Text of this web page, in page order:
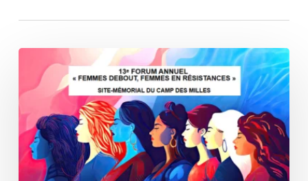
résistances
un
forum